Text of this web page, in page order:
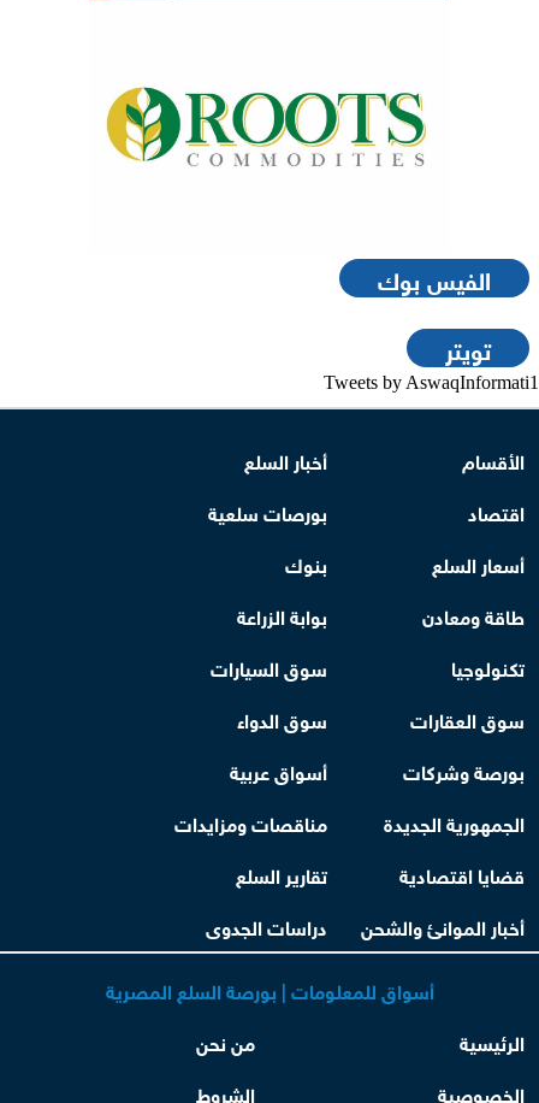
الفيس بوك
تويتر
Tweets by AswaqInformati1
الأقسام
أخبار السلع
اقتصاد
بورصات سلعية
أسعار السلع
بنوك
طاقة ومعادن
بوابة الزراعة
تكنولوجيا
سوق السيارات
سوق العقارات
سوق الدواء
بورصة وشركات
أسواق عربية
الجمهورية الجديدة
مناقصات ومزايدات
قضايا اقتصادية
تقارير السلع
أخبار الموانئ والشحن
دراسات الجدوى
أسواق للمعلومات | بورصة السلع المصرية
الرئيسية
من نحن
الخصوصية
الشروط